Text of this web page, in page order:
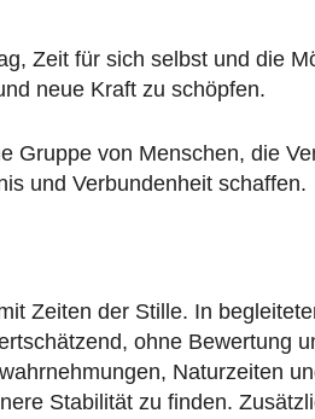
Zeit für sich selbst und die
neue Kraft zu schöpfen.
Gruppe von Menschen, die
und Verbundenheit schaffen.
Zeiten der Stille. In
ohne Bewertung
Naturzeiten
Stabilität zu finden.